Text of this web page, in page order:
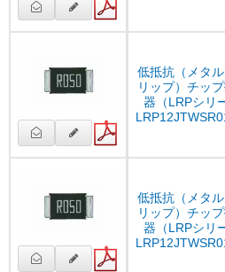
低抵抗（メタル
リップ）チッ
器（LRPシリ
低抵抗（メタル
リップ）チッ
器（LRPシリ